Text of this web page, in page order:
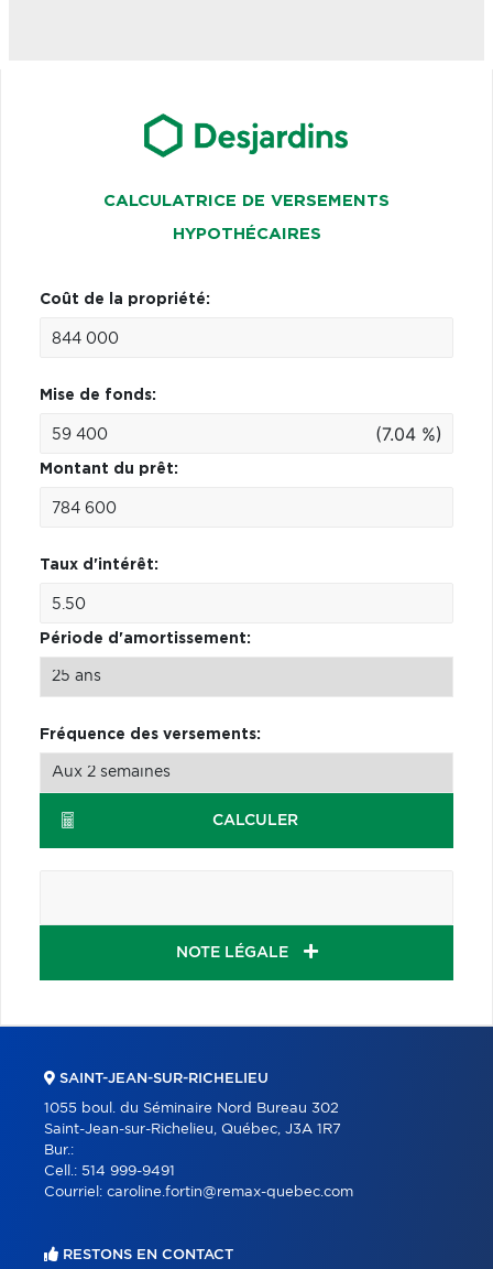
CALCULATRICE DE VERSEMENTS
HYPOTHÉCAIRES
Coût de la propriété:
Mise de fonds:
(7.04 %)
Montant du prêt:
Taux d'intérêt:
Période d'amortissement:
Fréquence des versements:
CALCULER
NOTE LÉGALE
SAINT-JEAN-SUR-RICHELIEU
1055 boul. du Séminaire Nord Bureau 302
Saint-Jean-sur-Richelieu, Québec, J3A 1R7
Bur.:
Cell.: 514 999-9491
Courriel: caroline.fortin@remax-quebec.com
RESTONS EN CONTACT